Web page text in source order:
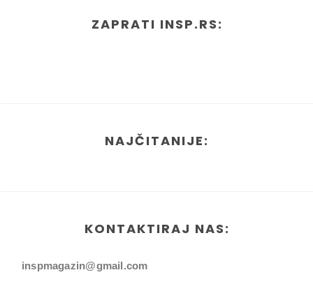
ZAPRATI INSP.RS:
NAJČITANIJE:
KONTAKTIRAJ NAS:
inspmagazin@gmail.com